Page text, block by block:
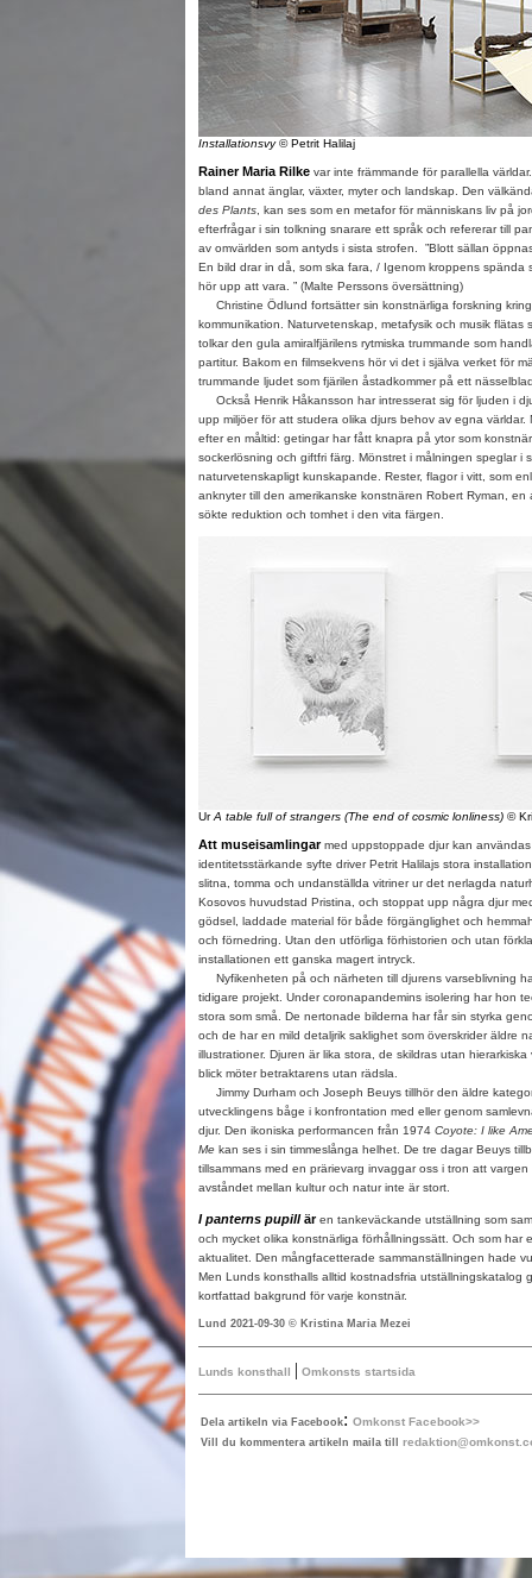
Installationsvy© Petrit Halilaj
Rainer Maria Rilke var inte främmande för parallella
bland annat änglar, växter, myter och landskap. Den
des Plants , kan ses som en metafor för människans liv på
efterfrågar i sin tolkning snarare ett språk och refererar till
av omvärlden som antyds i sista strofen. ”Blott sällan
En bild drar in då, som ska fara, / Igenom kroppens spända
hör upp att vara. ” (Malte Perssons översättning)
Christine Ödlund fortsätter sin konstnärliga forskning
kommunikation. Naturvetenskap, metafysik och musik flätas
tolkar den gula amiralfjärilens rytmiska trummande som
partitur. Bakom en filmsekvens hör vi det i själva verket för
trummande ljudet som fjärilen åstadkommer på ett
Också Henrik Håkansson har intresserat sig för ljuden i
upp miljöer för att studera olika djurs behov av egna världar.
efter en måltid: getingar har fått knapra på ytor som
sockerlösning och giftfri färg. Mönstret i målningen speglar i
naturvetenskapligt kunskapande. Rester, flagor i vitt, som
anknyter till den amerikanske konstnären Robert Ryman, en
sökte reduktion och tomhet i den vita färgen.
UrA table full of strangers (The end of cosmic lonliness) ©
Att museisamlingarmed uppstoppade djur kan
identitetsstärkande syfte driver Petrit Halilajs stora
slitna, tomma och undanställda vitriner ur det nerlagda
Kosovos huvudstad Pristina, och stoppat upp några djur
gödsel, laddade material för både förgänglighet och
och förnedring. Utan den utförliga förhistorien och utan
installationen ett ganska magert intryck.
Nyfikenheten på och närheten till djurens varseblivning
tidigare projekt. Under coronapandemins isolering har hon
stora som små. De nertonade bilderna har får sin styrka
och de har en mild detaljrik saklighet som överskrider äldre
illustrationer. Djuren är lika stora, de skildras utan
blick möter betraktarens utan rädsla.
Jimmy Durham och Joseph Beuys tillhör den äldre
utvecklingens båge i konfrontation med eller genom
djur. Den ikoniska performancen från 1974 Coyote: I like
Me kan ses i sin timmeslånga helhet. De tre dagar Beuys
tillsammans med en prärievarg invaggar oss i tron att
avståndet mellan kultur och natur inte är stort.
I panterns pupillären tankeväckande utställning som
och mycket olika konstnärliga förhållningssätt. Och som har
aktualitet. Den mångfacetterade sammanställningen hade
Men Lunds konsthalls alltid kostnadsfria utställningskatalog
kortfattad bakgrund för varje konstnär.
Lund 2021-09-30 © Kristina Maria Mezei
Lunds konsthall | Omkonsts startsida
Dela artikeln via Facebook: Omkonst Facebook>>
Vill du kommentera artikeln maila till